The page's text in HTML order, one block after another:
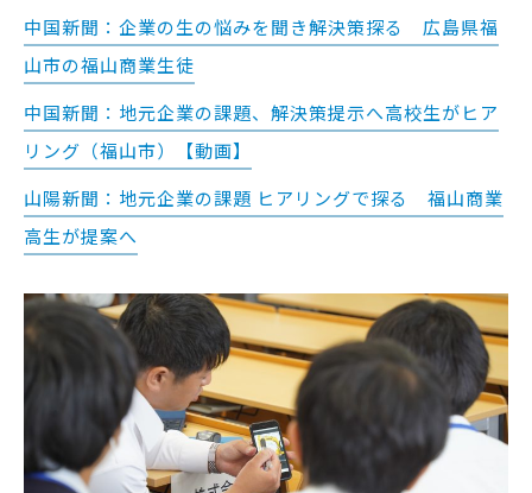
中国新聞：企業の生の悩みを聞き解決策探る 広島県福
山市の福山商業生徒
中国新聞：地元企業の課題、解決策提示へ高校生がヒア
リング（福山市）【動画】
山陽新聞：地元企業の課題 ヒアリングで探る 福山商業
高生が提案へ